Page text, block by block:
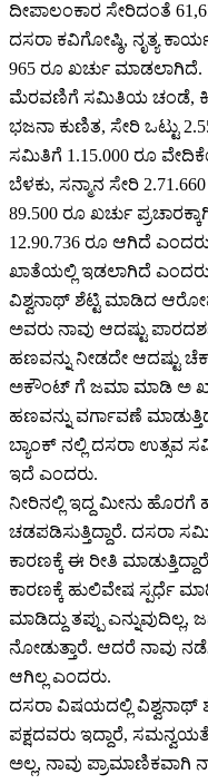
ದೀಪಾಲಂಕಾರ ಸೇರಿದಂತೆ
ದಸರಾ ಕವಿಗೋಷ್ಠಿ, ನೃತ್ಯ
965 ರೂ ಖರ್ಚು ಮಾಡಲಾಗಿದೆ.
ಮೆರವಣಿಗೆ ಸಮಿತಿಯ ಚಂಡೆ,
ಭಜನಾ ಕುಣಿತ, ಸೇರಿ ಒಟ್ಟು
ಸಮಿತಿಗೆ 1.15.000 ರೂ
ಬೆಳಕು, ಸನ್ಮಾನ ಸೇರಿ
89.500 ರೂ ಖರ್ಚು
12.90.736 ರೂ ಆಗಿದೆ
ಖಾತೆಯಲ್ಲಿ ಇಡಲಾಗಿದೆ
ವಿಶ್ವನಾಥ್ ಶೆಟ್ಟಿ ಮಾಡಿದ
ಅವರು ನಾವು ಆದಷ್ಟು
ಹಣವನ್ನು ನೀಡದೇ ಆದಷ್ಟು
ಅಕೌಂಟ್ ಗೆ ಜಮಾ ಮಾಡಿ ಅ
ಹಣವನ್ನು ವರ್ಗಾವಣೆ
ಬ್ಯಾಂಕ್ ನಲ್ಲಿ ದಸರಾ ಉತ್ಸವ
ಇದೆ ಎಂದರು.
ನೀರಿನಲ್ಲಿ ಇದ್ದ ಮೀನು ಹೊರಗೆ
ಚಡಪಡಿಸುತ್ತಿದ್ದಾರೆ. ದಸರಾ
ಕಾರಣಕ್ಕೆ ಈ ರೀತಿ
ಕಾರಣಕ್ಕೆ ಹುಲಿವೇಷ ಸ್ಪರ್ಧೆ
ಮಾಡಿದ್ದು ತಪ್ಪು
ನೋಡುತ್ತಾರೆ. ಆದರೆ ನಾವು
ಆಗಿಲ್ಲ ಎಂದರು.
ದಸರಾ ವಿಷಯದಲ್ಲಿ ವಿಶ್ವನಾಥ್
ಪಕ್ಷದವರು ಇದ್ದಾರೆ,
ಅಲ್ಲ, ನಾವು ಪ್ರಾಮಾಣಿಕವಾಗಿ